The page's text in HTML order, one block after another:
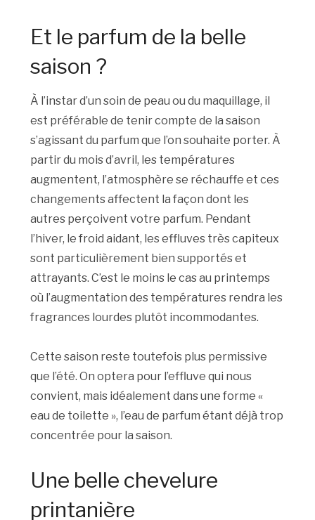
Et le parfum de la belle
saison ?
À l’instar d’un soin de peau ou du maquillage, il
est préférable de tenir compte de la saison
s’agissant du parfum que l’on souhaite porter. À
partir du mois d’avril, les températures
augmentent, l’atmosphère se réchauffe et ces
changements affectent la façon dont les
autres perçoivent votre parfum. Pendant
l’hiver, le froid aidant, les effluves très capiteux
sont particulièrement bien supportés et
attrayants. C’est le moins le cas au printemps
où l’augmentation des températures rendra les
fragrances lourdes plutôt incommodantes.
Cette saison reste toutefois plus permissive
que l’été. On optera pour l’effluve qui nous
convient, mais idéalement dans une forme «
eau de toilette », l’eau de parfum étant déjà trop
concentrée pour la saison.
Une belle chevelure
printanière